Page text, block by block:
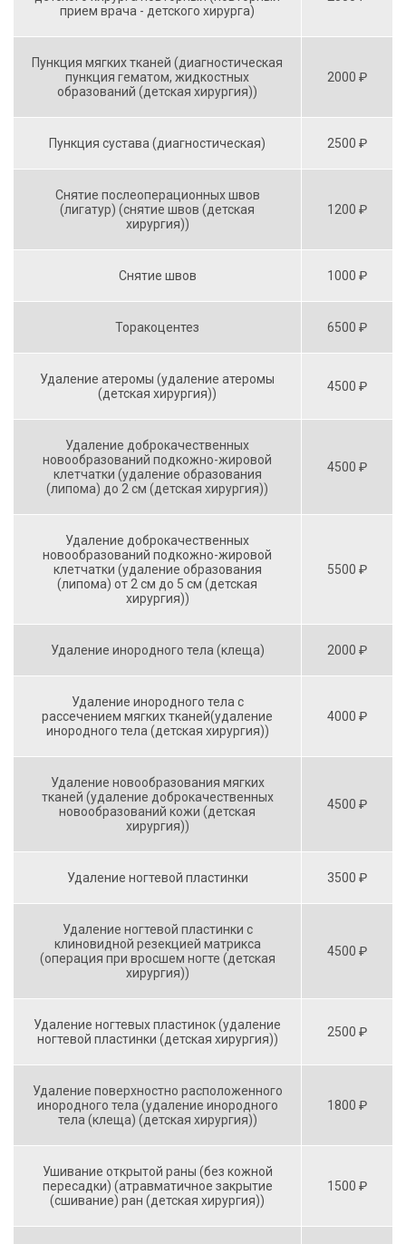
прием врача - детского хирурга)
Пункция мягких тканей (диагностическая
пункция гематом, жидкостных
образований (детская хирургия))
2000 ₽
Пункция сустава (диагностическая) 2500 ₽
Снятие послеоперационных швов
(лигатур) (снятие швов (детская
хирургия))
1200 ₽
Снятие швов 1000 ₽
Торакоцентез 6500 ₽
Удаление атеромы (удаление атеромы
(детская хирургия))
4500 ₽
Удаление доброкачественных
новообразований подкожно-жировой
клетчатки (удаление образования
(липома) до 2 см (детская хирургия))
4500 ₽
Удаление доброкачественных
новообразований подкожно-жировой
клетчатки (удаление образования
(липома) от 2 см до 5 см (детская
хирургия))
5500 ₽
Удаление инородного тела (клеща) 2000 ₽
Удаление инородного тела с
рассечением мягких тканей(удаление
инородного тела (детская хирургия))
4000 ₽
Удаление новообразования мягких
тканей (удаление доброкачественных
новообразований кожи (детская
хирургия))
4500 ₽
Удаление ногтевой пластинки 3500 ₽
Удаление ногтевой пластинки с
клиновидной резекцией матрикса
(операция при вросшем ногте (детская
хирургия))
4500 ₽
Удаление ногтевых пластинок (удаление
ногтевой пластинки (детская хирургия))
2500 ₽
Удаление поверхностно расположенного
инородного тела (удаление инородного
тела (клеща) (детская хирургия))
1800 ₽
Ушивание открытой раны (без кожной
пересадки) (атравматичное закрытие
(сшивание) ран (детская хирургия))
1500 ₽